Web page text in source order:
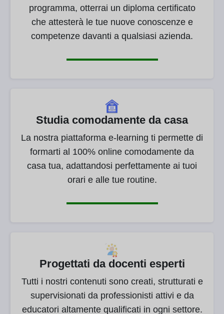
programma, otterrai un diploma certificato
che attesterà le tue nuove conoscenze e
competenze davanti a qualsiasi azienda.
Studia comodamente da casa
La nostra piattaforma e-learning ti permette di
formarti al 100% online comodamente da
casa tua, adattandosi perfettamente ai tuoi
orari e alle tue routine.
Progettati da docenti esperti
Tutti i nostri contenuti sono creati, strutturati e
supervisionati da professionisti attivi e da
educatori altamente qualificati in ogni settore.